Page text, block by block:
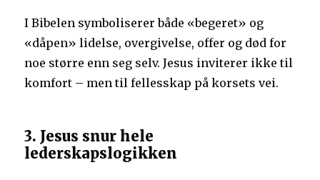
I Bibelen symboliserer både «begeret» og
«dåpen» lidelse, overgivelse, offer og død for
noe større enn seg selv. Jesus inviterer ikke til
komfort – men til fellesskap på korsets vei.
3. Jesus snur hele
lederskapslogikken